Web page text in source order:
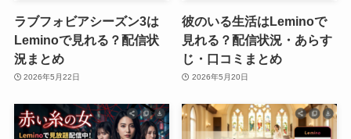
ラブフォビアシーズン3は
Leminoで見れる？配信状
況まとめ
2026年5月22日
彼のいる生活はLeminoで
見れる？配信状況・あらす
じ・口コミまとめ
2026年5月20日